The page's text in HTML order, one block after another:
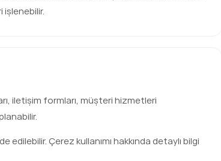
işlenebilir.
iletişim formları, müşteri hizmetleri
edilebilir. Çerez kullanımı hakkında detaylı bilgi